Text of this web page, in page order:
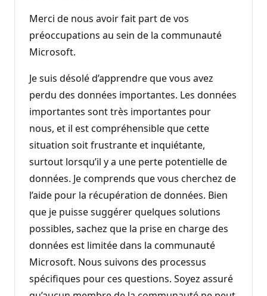
Merci de nous avoir fait part de vos
préoccupations au sein de la communauté
Microsoft.
Je suis désolé d’apprendre que vous avez
perdu des données importantes. Les données
importantes sont très importantes pour
nous, et il est compréhensible que cette
situation soit frustrante et inquiétante,
surtout lorsqu’il y a une perte potentielle de
données. Je comprends que vous cherchez de
l’aide pour la récupération de données. Bien
que je puisse suggérer quelques solutions
possibles, sachez que la prise en charge des
données est limitée dans la communauté
Microsoft. Nous suivons des processus
spécifiques pour ces questions. Soyez assuré